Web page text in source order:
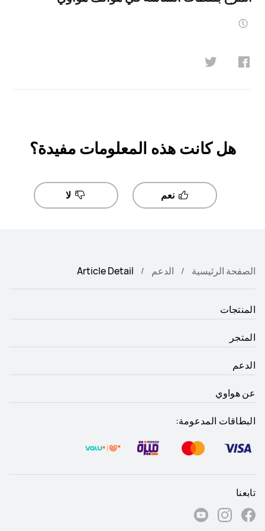
هل كانت هذه المعلومات مفيدة؟
نعم لا
الصفحة الرئيسية الدعم Article Detail
المنتجات
المتجر
الدعم
عن هواوي
البطاقات المدعومة:
تابعنا